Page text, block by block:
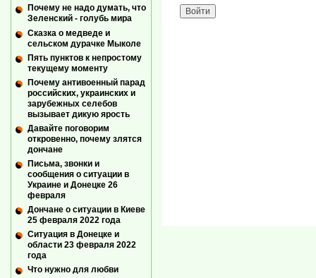
Почему не надо думать, что
Зеленский - голубь мира
Сказка о медведе и
сельском дурачке Мыколе
Пять пунктов к непростому
текущему моменту
Почему антивоенный парад
российских, украинских и
зарубежных селебов
вызывает дикую ярость
Давайте поговорим
откровенно, почему злятся
дончане
Письма, звонки и
сообщения о ситуации в
Украине и Донецке 26
февраля
Дончане о ситуации в Киеве
25 февраля 2022 года
Ситуация в Донецке и
области 23 февраля 2022
года
Что нужно для любви